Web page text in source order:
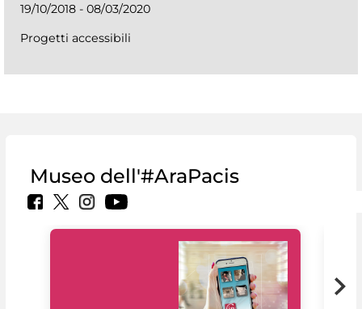
19/10/2018 - 08/03/2020
Progetti accessibili
Museo dell'#AraPacis